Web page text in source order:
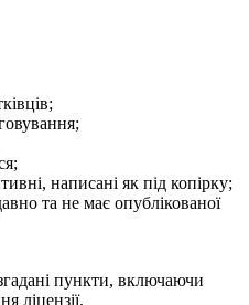
написані як під копірку;
та не має опублікованої
пункти, включаючи
ліцензії.